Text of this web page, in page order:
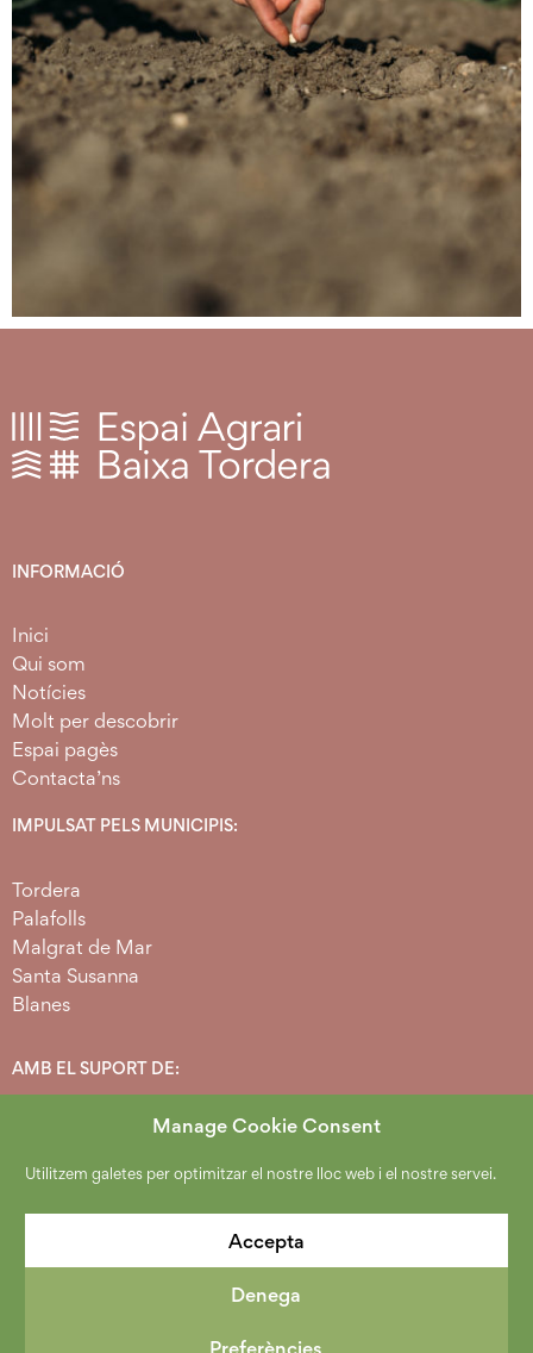
Manage Cookie Consent
Utilitzem galetes per optimitzar el nostre lloc web i el nostre servei.
Accepta
Denega
Preferències
INFORMACIÓ
Inici
Qui som
Notícies
Molt per descobrir
Espai pagès
Contacta’ns
IMPULSAT PELS MUNICIPIS:
Tordera
Palafolls
Malgrat de Mar
Santa Susanna
Blanes
AMB EL SUPORT DE:
2026 Copyright Espai Agrari Baixa Tordera.Política de protecció de dades